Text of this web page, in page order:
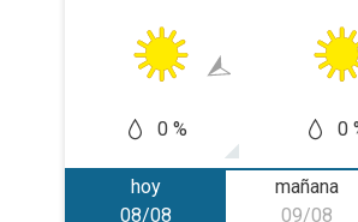
0 % 0
hoy
08/08
mañana
09/08